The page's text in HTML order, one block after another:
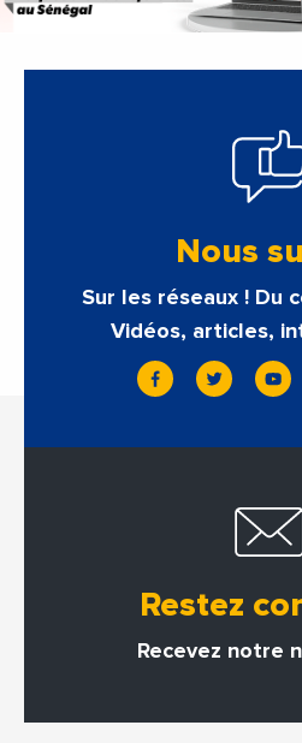
Nous
Sur les réseaux ! Du
Vidéos, articles,
Restez
Recevez notre